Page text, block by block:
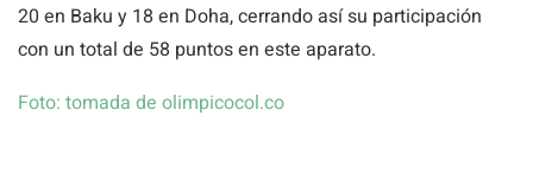
20 en Baku y 18 en Doha, cerrando así su participación
con un total de 58 puntos en este aparato.
Foto: tomada de olimpicocol.co